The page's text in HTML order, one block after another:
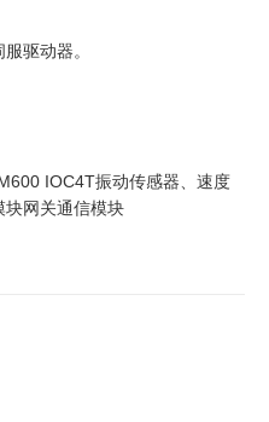
驱动器。
IOC4T振动传感器、速度
块网关通信模块